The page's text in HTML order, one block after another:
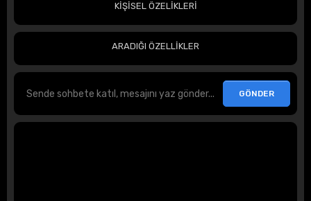
KİŞİSEL ÖZELİKLERİ
ARADIĞI ÖZELLİKLER